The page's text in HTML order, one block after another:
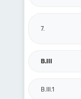
7.
B.III
B.III.1